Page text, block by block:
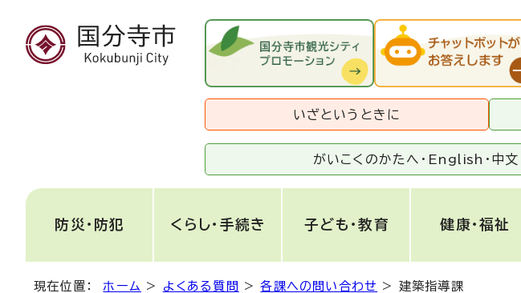
いざというときに
がいこくのかたへ・ English ・ 中文
防災・防犯 くらし・手続き 子ども・教育 健康・福祉
現在位置： ホーム > よくある質問 >各課への問い合わせ > 建築指導課